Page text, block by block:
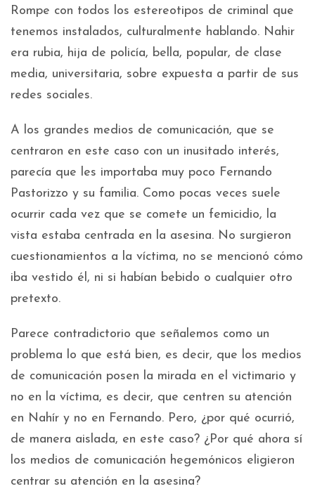
Rompe con todos los estereotipos de criminal que
tenemos instalados, culturalmente hablando. Nahir
era rubia, hija de policía, bella, popular, de clase
media, universitaria, sobre expuesta a partir de sus
redes sociales.
A los grandes medios de comunicación, que se
centraron en este caso con un inusitado interés,
parecía que les importaba muy poco Fernando
Pastorizzo y su familia. Como pocas veces suele
ocurrir cada vez que se comete un femicidio, la
vista estaba centrada en la asesina. No surgieron
cuestionamientos a la víctima, no se mencionó cómo
iba vestido él, ni si habían bebido o cualquier otro
pretexto.
Parece contradictorio que señalemos como un
problema lo que está bien, es decir, que los medios
de comunicación posen la mirada en el victimario y
no en la víctima, es decir, que centren su atención
en Nahír y no en Fernando. Pero, ¿por qué ocurrió,
de manera aislada, en este caso? ¿Por qué ahora sí
los medios de comunicación hegemónicos eligieron
centrar su atención en la asesina?